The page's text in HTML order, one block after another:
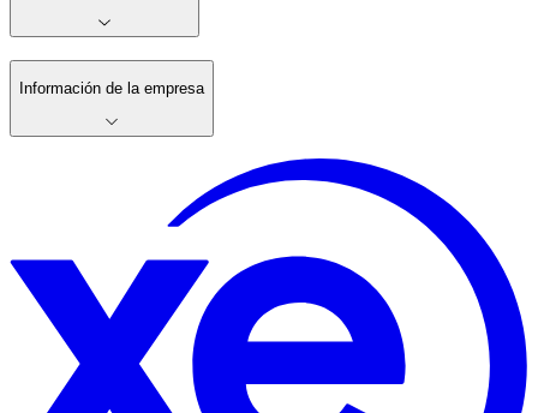
Información de la empresa